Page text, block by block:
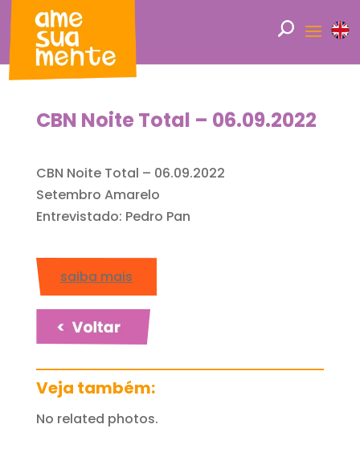
CBN Noite Total – 06.09.2022
CBN Noite Total – 06.09.2022
Setembro Amarelo
Entrevistado: Pedro Pan
saiba mais
Veja também:
No related photos.